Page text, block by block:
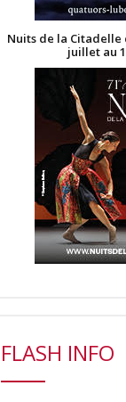
Nuits de la Citadelle
juillet au
FLASH INFO